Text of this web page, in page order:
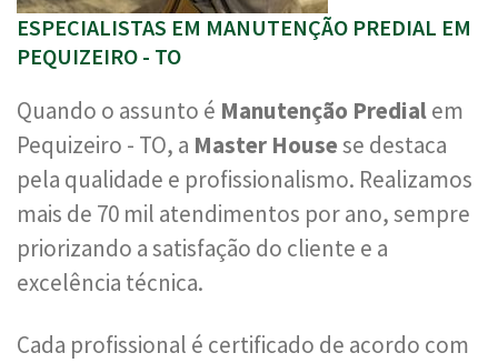
ESPECIALISTAS EM MANUTENÇÃO PREDIAL EM
PEQUIZEIRO - TO
Quando o assunto é Manutenção Predialem
Pequizeiro - TO, a Master Housese destaca
pela qualidade e profissionalismo. Realizamos
mais de 70 mil atendimentos por ano, sempre
priorizando a satisfação do cliente e a
excelência técnica.
Cada profissional é certificado de acordo com